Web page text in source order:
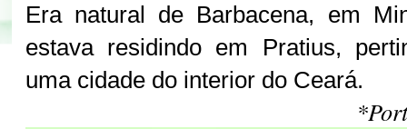
Era natural de Barbacena, em
estava residindo em Pratius,
uma cidade do interior do Ceará.